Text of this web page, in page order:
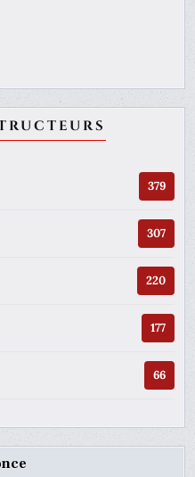
379
307
220
177
66